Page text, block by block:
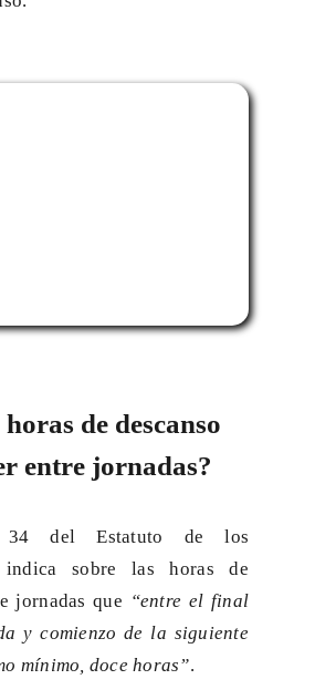
de descanso
entre jornadas?
del Estatuto de los
indica sobre las horas de
jornadas que “entre el final
y comienzo de la siguiente
mínimo, doce horas”.